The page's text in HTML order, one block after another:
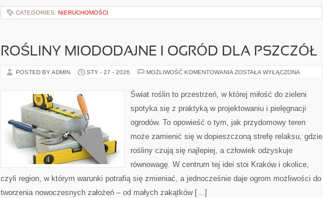
CATEGORIES: NIERUCHOMOŚCI
ROŚLINY MIODODAJNE I OGRÓD DLA PSZCZÓŁ
POSTED BY ADMIN STY - 27 - 2026 MOŻLIWOŚĆ KOMENTOWANIA ROŚLINY
OGRÓD
DLA
ZOSTAŁA WYŁĄCZONA
Świat roślin to przestrzeń, w której miłość do zieleni
spotyka się z praktyką w projektowaniu i pielęgnacji
ogrodów. To opowieść o tym, jak przydomowy teren
może zamienić się w dopieszczoną strefę relaksu, gdzie
rośliny czują się najlepiej, a człowiek odzyskuje
równowagę. W centrum tej idei stoi Kraków i okolice,
czyli region, w którym warunki potrafią się zmieniać, a jednocześnie daje ogrom możliwości do
tworzenia nowoczesnych założeń – od małych zakątków […]